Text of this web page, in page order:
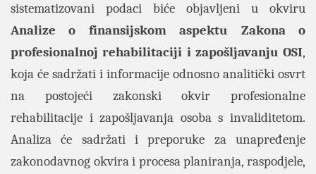
sistematizovani podaci biće objavljeni u okviru
Analize o finansijskom aspektu Zakona o
profesionalnoj rehabilitaciji i zapošljavanju OSI,
koja će sadržati i informacije odnosno analitički osvrt
na postojeći zakonski okvir profesionalne
rehabilitacije i zapošljavanja osoba s invaliditetom.
Analiza će sadržati i preporuke za unapređenje
zakonodavnog okvira i procesa planiranja, raspodjele,